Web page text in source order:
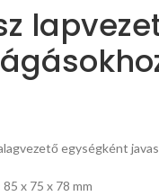
egységként
x 75 x 78 mm